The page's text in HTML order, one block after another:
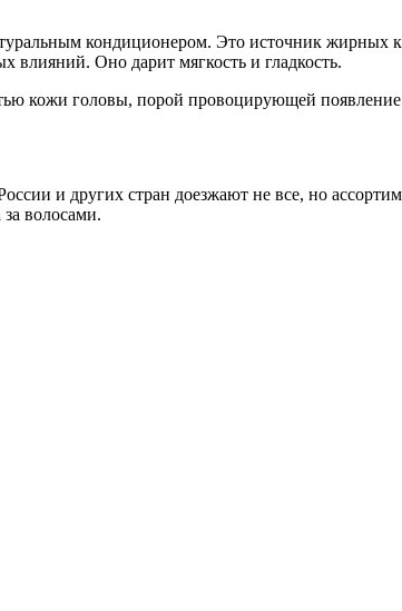
кондиционером. Это источник жирных
влияний. Оно дарит мягкость и гладкость.
кожи головы, порой провоцирующей
и других стран доезжают не все, но
волосами.